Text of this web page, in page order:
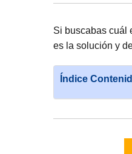
Si buscabas cuál
es la solución y
Índice